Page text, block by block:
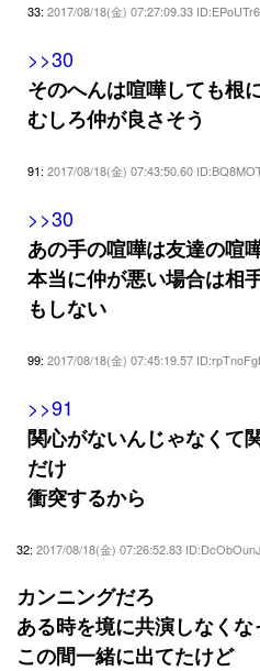
33: 2017/08/18(金) 07:27:09.33
>>30
そのへんは喧嘩しても根
むしろ仲が良さそう
91: 2017/08/18(金) 07:43:50.60
>>30
あの手の喧嘩は友達の喧
本当に仲が悪い場合は相
もしない
99: 2017/08/18(金) 07:45:19.57
>>91
関心がないんじゃなくて
だけ
衝突するから
32: 2017/08/18(金) 07:26:52.83
カンニングだろ
ある時を境に共演しなくな
この間一緒に出てたけど